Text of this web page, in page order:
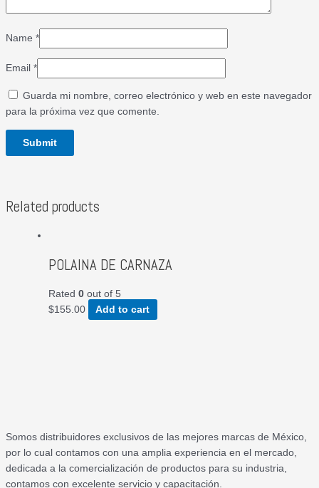
Name *
Email *
Guarda mi nombre, correo electrónico y web en este navegador
para la próxima vez que comente.
Related products
POLAINA DE CARNAZA
Rated 0 out of 5
$155.00 Add to cart
Somos distribuidores exclusivos de las mejores marcas de México,
por lo cual contamos con una amplia experiencia en el mercado,
dedicada a la comercialización de productos para su industria,
contamos con excelente servicio y capacitación.